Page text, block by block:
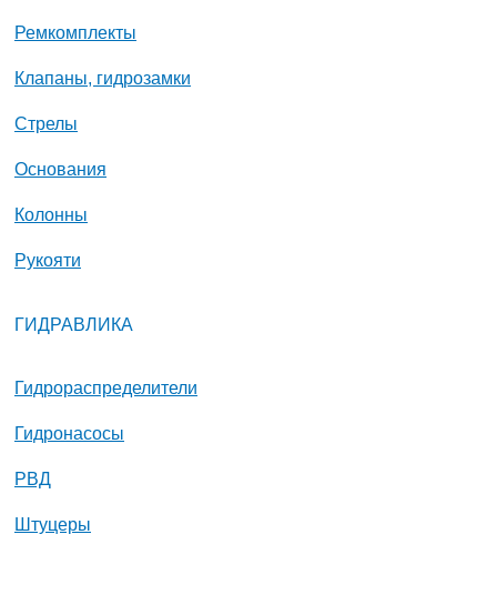
Ремкомплекты
Клапаны, гидрозамки
Стрелы
Основания
Колонны
Рукояти
ГИДРАВЛИКА
Гидрораспределители
Гидронасосы
РВД
Штуцеры